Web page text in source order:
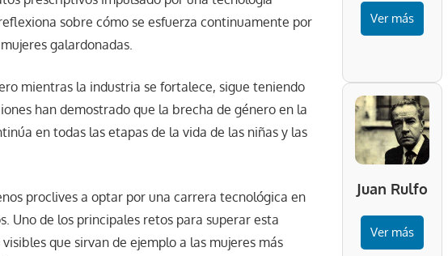
sobre cómo se esfuerza continuamente por
galardonadas.
mientras la industria se fortalece, sigue teniendo
han demostrado que la brecha de género en la
en todas las etapas de la vida de las niñas y las
proclives a optar por una carrera tecnológica en
Uno de los principales retos para superar esta
que sirvan de ejemplo a las mujeres más
Ver más
Juan Rulfo
Ver más